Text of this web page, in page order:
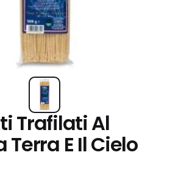
Trafilati Al
Terra E Il Cielo